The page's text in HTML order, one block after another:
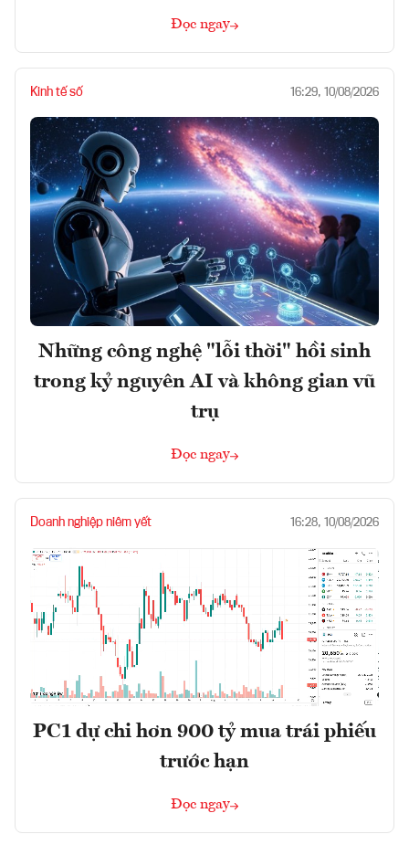
Đọc ngay
Kinh tế số 16:29, 10/08/2026
Những công nghệ "lỗi thời" hồi sinh
trong kỷ nguyên AI và không gian vũ
trụ
Đọc ngay
Doanh nghiệp niêm yết 16:28, 10/08/2026
PC1 dự chi hơn 900 tỷ mua trái phiếu
trước hạn
Đọc ngay